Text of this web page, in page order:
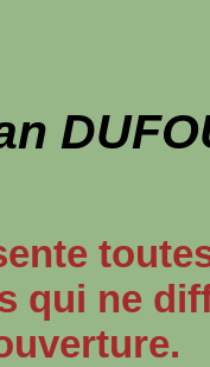
qui ne